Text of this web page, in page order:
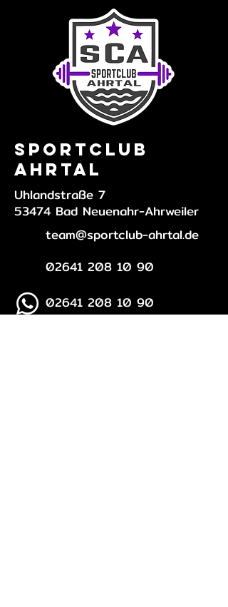
Sportclub
Ahrtal
Uhlandstraße 7
53474 Bad Neuenahr-Ahrweiler
team@sportclub-ahrtal.de
02641 208 10 90
02641 208 10 90